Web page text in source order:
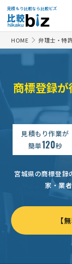
見積もり比較なら比較ビズ
HOME 弁理士・特
商標登録
見積もり作業が
簡単120秒
宮城県の商標登録
家・業
【